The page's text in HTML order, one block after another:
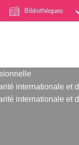
Bibliothèques
internationale et
internationale et